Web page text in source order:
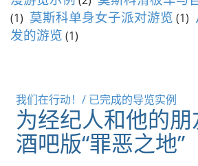
(1) 莫斯科单身女子派对游览 (1)
发的游览 (1)
我们在行动！/ 已完成的导览实例
为经纪人和他的
酒吧版“罪恶之地”